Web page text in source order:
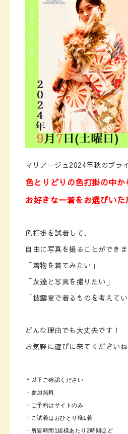
マリアージュ2024年秋のブラ
色とりどりの色打掛の中か
お好きな一着をお選びいた
色打掛を試着して、
自由に写真を撮ることができま
「着物を着てみたい」
「友達と写真を撮りたい」
「披露宴で着るものを考えてい
どんな理由でも大丈夫です！
お気軽に遊びに来てくださいね
＊以下ご確認ください
・参加無料
・ご予約はサイトのみ
・ご試着はおひとり様1着
・所要時間1組様あたり2時間ほど